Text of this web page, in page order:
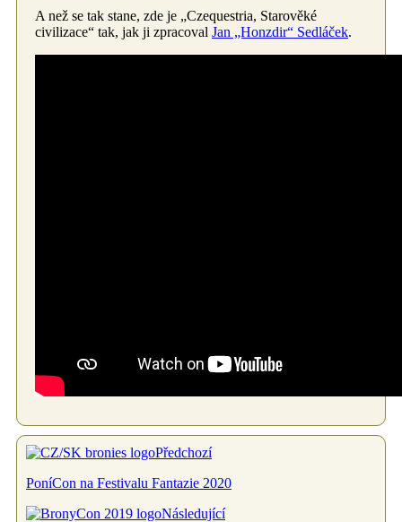
A než se tak stane, zde je „Czequestria, Starověké
civilizace“ tak, jak ji zpracoval Jan „Honzdir“ Sedláček.
Předchozí
PoníCon na Festivalu Fantazie 2020
Následující